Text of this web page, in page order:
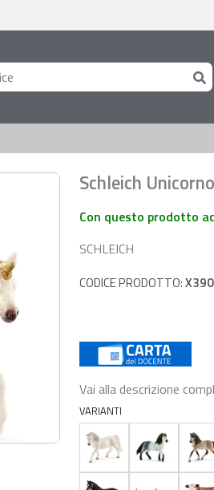
Schleich
Con questo prodotto
SCHLEICH
CODICE PRODOTTO:
Vai alla descrizione
VARIANTI